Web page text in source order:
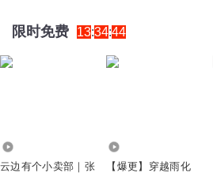
限时免费 13:34:44
云边有个小卖部｜张
【爆更】穿越雨化